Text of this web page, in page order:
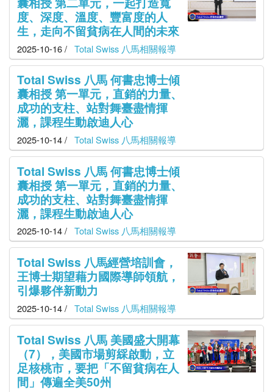
度、深度、溫度、豐富度的人
生，走向不留貧病在人間的未來
2025-10-16 / Total Swiss 八馬相關報導
Total Swiss 八馬 何書忠博士傾
囊相授 第一單元，直銷的力量、
成功的支柱、站對舞臺盡情揮
灑，課程生動啟迪人心
2025-10-14 / Total Swiss 八馬相關報導
Total Swiss 八馬 何書忠博士傾
囊相授 第一單元，直銷的力量、
成功的支柱、站對舞臺盡情揮
灑，課程生動啟迪人心
2025-10-14 / Total Swiss 八馬相關報導
Total Swiss 八馬經營培訓會，
王博士期望藉力國際導師領航，
引爆夥伴新動力
2025-10-14 / Total Swiss 八馬相關報導
Total Swiss 八馬 美國盛大開幕
（7），美國市場剪綵啟動，立
足核桃市，要把「不留貧病在人
間」傳遍全美50州